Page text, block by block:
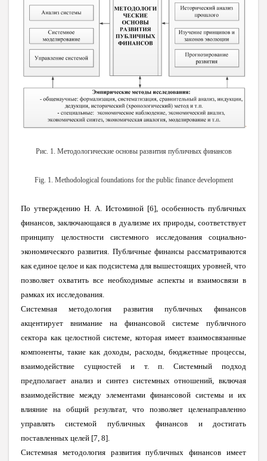
Рис. 1. Методологические основы развития публичных финансов
Fig. 1. Methodological foundations for the public finance development
По утверждению Н. А. Истоминой [6], особенность публичных
финансов, заключающаяся в дуализме их природы, соответствует
принципу целостности системного исследования социально-
экономического развития. Публичные финансы рассматриваются
как единое целое и как подсистема для вышестоящих уровней, что
позволяет охватить все необходимые аспекты и взаимосвязи в
рамках их исследования.
Системная методология развития публичных финансов
акцентирует внимание на финансовой системе публичного
сектора как целостной системе, которая имеет взаимосвязанные
компоненты, такие как доходы, расходы, бюджетные процессы,
взаимодействие сущностей и т. п. Системный подход
предполагает анализ и синтез системных отношений, включая
взаимодействие между элементами финансовой системы и их
влияние на общий результат, что позволяет целенаправленно
управлять системой публичных финансов и достигать
поставленных целей [7, 8].
Системная методология развития публичных финансов имеет